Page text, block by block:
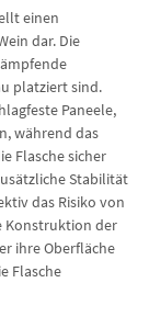
einen
dar. Die
platziert sind.
Paneele,
während das
Flasche sicher
Stabilität
das Risiko von
Konstruktion der
ihre Oberfläche
Flasche